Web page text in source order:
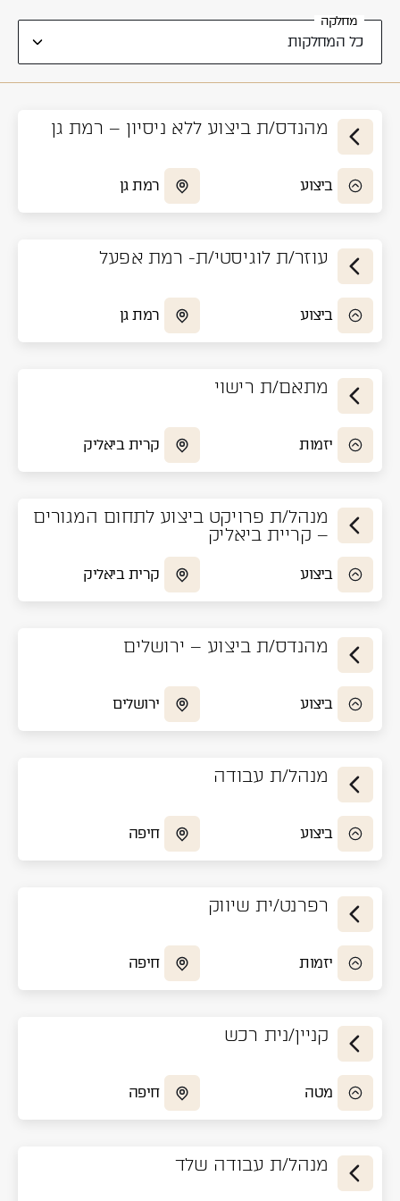
מחלקה
מהנדס/ת ביצוע ללא ניסיון – רמת גן
ביצוע רמת גן
עוזר/ת לוגיסטי/ת- רמת אפעל
ביצוע רמת גן
מתאם/ת רישוי
יזמות קרית ביאליק
מנהל/ת פרויקט ביצוע לתחום המגורים
– קריית ביאליק
ביצוע קרית ביאליק
מהנדס/ת ביצוע – ירושלים
ביצוע ירושלים
מנהל/ת עבודה
ביצוע חיפה
רפרנט/ית שיווק
יזמות חיפה
קניין/נית רכש
מטה חיפה
מנהל/ת עבודה שלד